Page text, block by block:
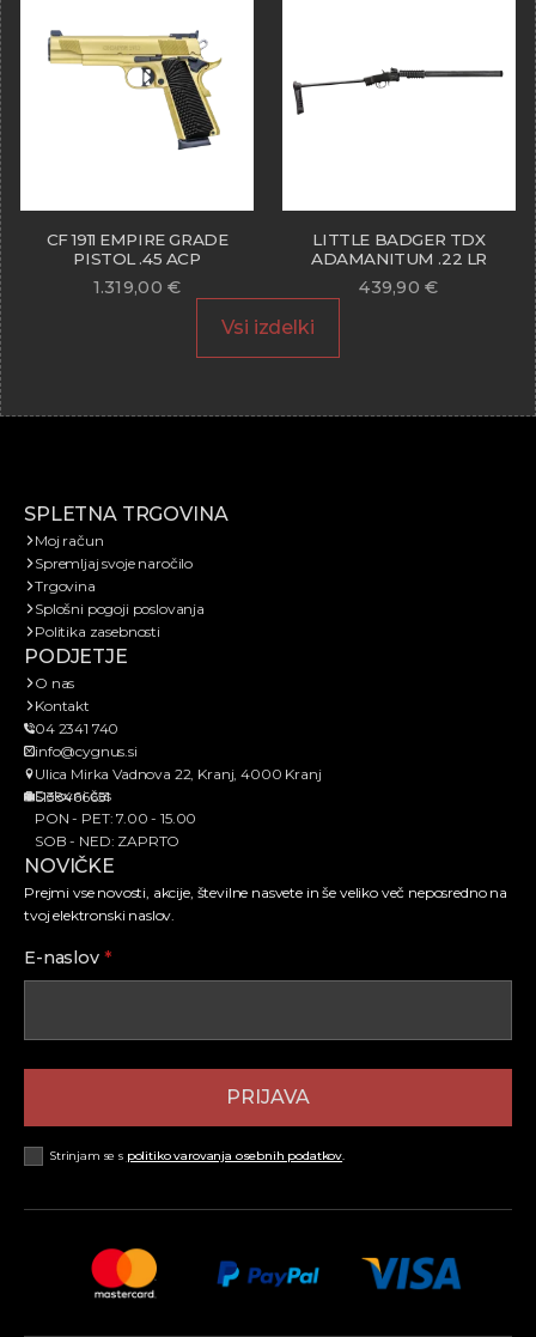
CF 1911 EMPIRE GRADE
PISTOL .45 ACP
1.319,00€
LITTLE BADGER TDX
ADAMANITUM .22 LR
439,90€
Vsi izdelki
SPLETNA TRGOVINA
Moj račun
Spremljaj svoje naročilo
Trgovina
Splošni pogoji poslovanja
Politika zasebnosti
PODJETJE
O nas
Kontakt
04 2341 740
info@cygnus.si
Ulica Mirka Vadnova 22, Kranj, 4000 Kranj
SI38466651
Delovni čas
PON - PET: 7.00 - 15.00
SOB - NED: ZAPRTO
NOVIČKE
Prejmi vse novosti, akcije, številne nasvete in še veliko več neposredno na
tvoj elektronski naslov.
E-naslov *
Strinjam se s politiko varovanja osebnih podatkov.
PRIJAVA